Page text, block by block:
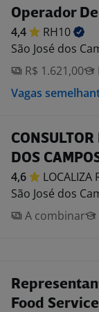
Operador
4,4
RH10
São José dos
R$ 1.621,00
Vagas
DOS
4,6 LOCALIZA
São José dos
A combinar
Food Service